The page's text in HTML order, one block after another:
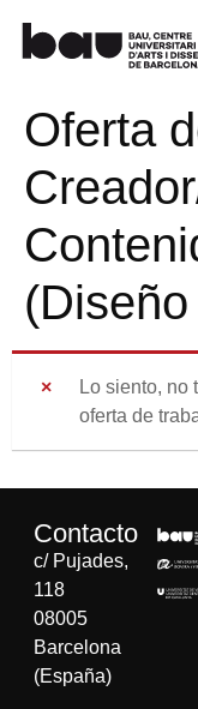
Oferta
Lo siento, no
oferta de
Contacto
c/ Pujades,
118
08005
Barcelona
(España)